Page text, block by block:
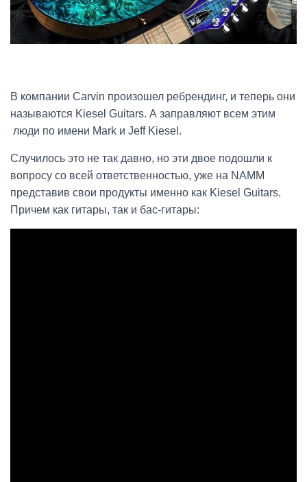
В компании Carvin произошел ребрендинг, и теперь они
называются Kiesel Guitars. А заправляют всем этим
люди по имени Mark и Jeff Kiesel.
Случилось это не так давно, но эти двое подошли к
вопросу со всей ответственностью, уже на NAMM
представив свои продукты именно как Kiesel Guitars.
Причем как гитары, так и бас-гитары: